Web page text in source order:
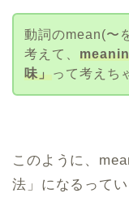
動詞のmean(〜
考えて、
味」
って考えち
このように、
法」になるって